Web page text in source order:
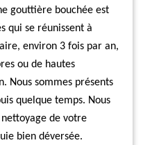
gouttière bouchée est
qui se réunissent à
environ 3 fois par an,
ou de hautes
Nous sommes présents
quelque temps. Nous
de votre
bien déversée.